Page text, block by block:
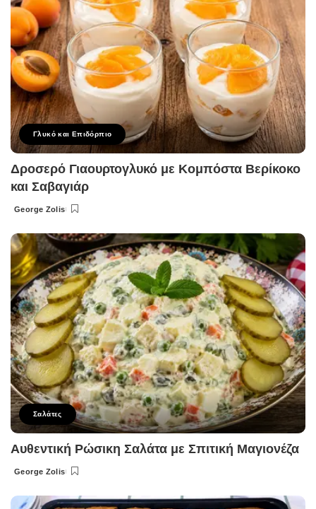
Γλυκό και Επιδόρπιο
Δροσερό Γιαουρτογλυκό με Κομπόστα Βερίκοκο
και Σαβαγιάρ
Posted
George Zolis
Σαλάτες
Αυθεντική Ρώσικη Σαλάτα με Σπιτική Μαγιονέζα
Posted
George Zolis